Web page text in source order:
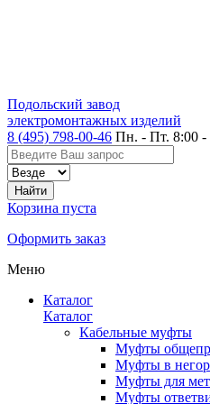
Подольский завод
электромонтажных изделий
8 (495) 798-00-46 Пн. - Пт. 8:00 -
Корзина пуста
Оформить заказ
Меню
Каталог
Каталог
Кабельные муфты
Муфты
Муфты в
Муфты для
Муфты